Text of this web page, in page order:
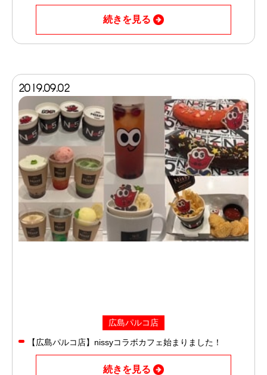
続きを見る
2019.09.02
広島パルコ店
【広島パルコ店】nissyコラボカフェ始まりました！
続きを見る